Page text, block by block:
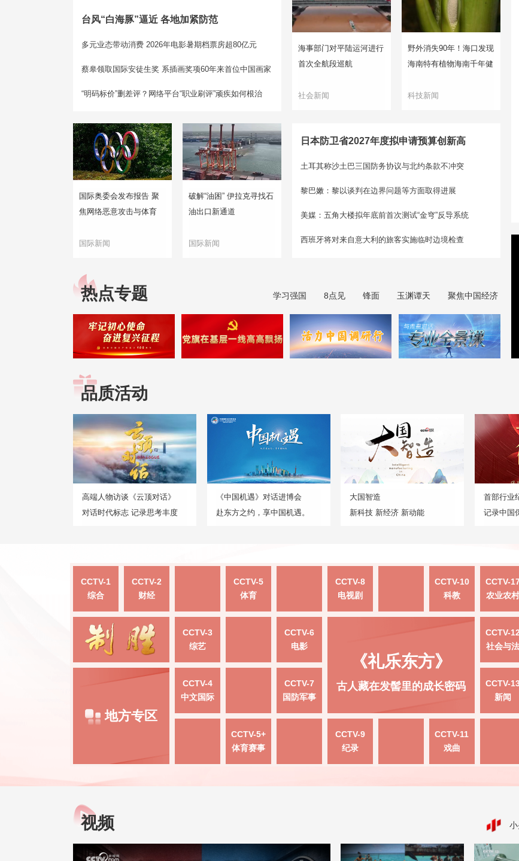
台风“白海豚”逼近 各地加紧防范
多元业态带动消费 2026年电影暑期档票房超80亿元
蔡皋领取国际安徒生奖 系插画奖项60年来首位中国画家
“明码标价”删差评？网络平台“职业刷评”顽疾如何根治
海事部门对平陆运河进行
首次全航段巡航
社会新闻
野外消失90年！海口发现
海南特有植物海南千年健
科技新闻
国际奥委会发布报告 聚
焦网络恶意攻击与体育
国际新闻
破解“油困” 伊拉克寻找石
油出口新通道
国际新闻
日本防卫省2027年度拟申请预算创新高
土耳其称沙土巴三国防务协议与北约条款不冲突
黎巴嫩：黎以谈判在边界问题等方面取得进展
美媒：五角大楼拟年底前首次测试“金穹”反导系统
西班牙将对来自意大利的旅客实施临时边境检查
热点专题 学习强国 8点见 锋面 玉渊谭天 聚焦中国经济
品质活动
高端人物访谈《云顶对话》
对话时代标志 记录思考丰度
《中国机遇》对话进博会
赴东方之约，享中国机遇。
大国智造
新科技 新经济 新动能
首部行业
记录中国
CCTV-1
综合
CCTV-2
财经
CCTV-5
体育
CCTV-8
电视剧
CCTV-10
科教
CCTV-
农业农村
CCTV-3
综艺
CCTV-6
电影
《礼乐东方》
古人藏在发髻里的成长密码
CCTV-12
社会与法
地方专区
CCTV-4
中文国际
CCTV-7
国防军事
CCTV-
新闻
CCTV-5+
体育赛事
CCTV-9
纪录
CCTV-11
戏曲
视频